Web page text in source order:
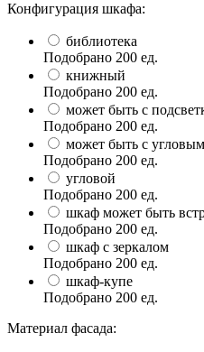
Конфигурация шкафа:
библиотека
Подобрано 200 ед.
книжный
Подобрано 200 ед.
может быть с
Подобрано 200 ед.
может быть с
Подобрано 200 ед.
угловой
Подобрано 200 ед.
шкаф может быть
Подобрано 200 ед.
шкаф с зеркалом
Подобрано 200 ед.
шкаф-купе
Подобрано 200 ед.
Материал фасада: